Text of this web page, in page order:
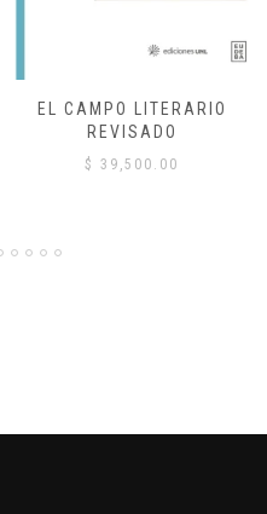
EL CAMPO LITERARIO
REVISADO
$ 39,500.00